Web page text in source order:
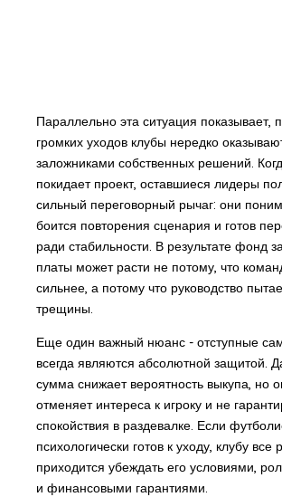
Параллельно эта ситуация показывает,
громких уходов клубы нередко
заложниками собственных решений.
покидает проект, оставшиеся лидеры
сильный переговорный рычаг: они
боится повторения сценария и готов
ради стабильности. В результате фонд
платы может расти не потому, что
сильнее, а потому что руководство
трещины.
Еще один важный нюанс - отступные
всегда являются абсолютной защитой.
сумма снижает вероятность выкупа, но
отменяет интереса к игроку и не
спокойствия в раздевалке. Если
психологически готов к уходу, клубу все
приходится убеждать его условиями,
и финансовыми гарантиями.